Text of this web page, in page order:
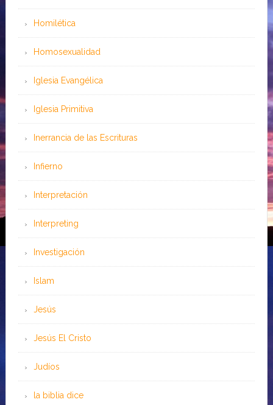
Homilética
Homosexualidad
Iglesia Evangélica
Iglesia Primitiva
Inerrancia de las Escrituras
Infierno
Interpretación
Interpreting
Investigación
Islam
Jesús
Jesús El Cristo
Judíos
la biblia dice